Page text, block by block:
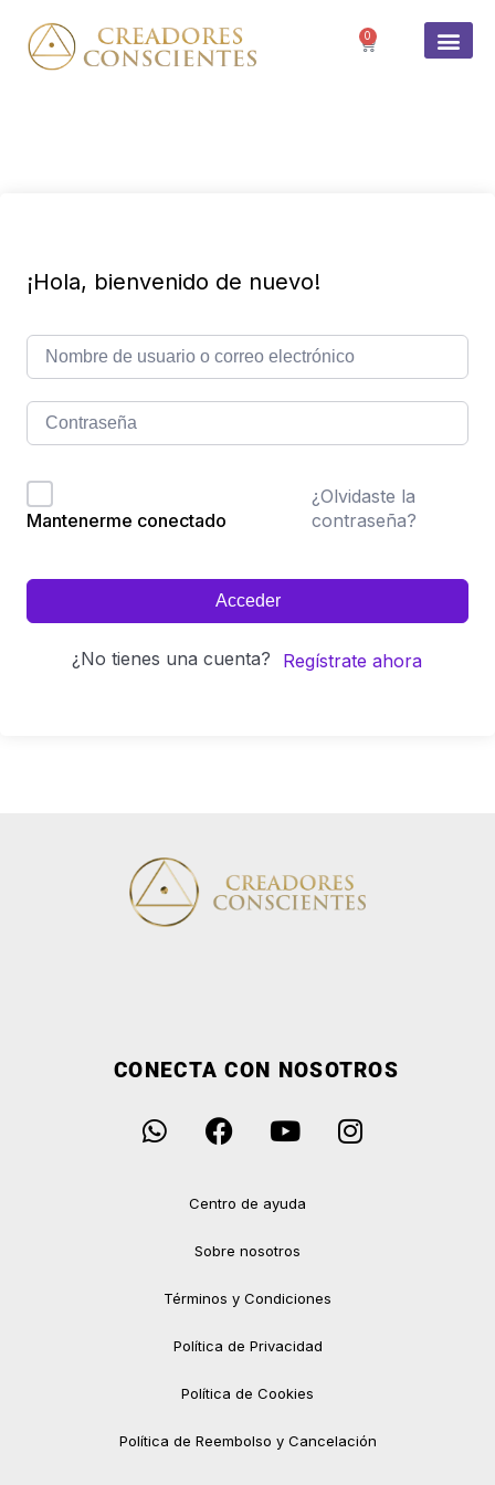
0
¡Hola, bienvenido de nuevo!
Mantenerme conectado
¿Olvidaste la
contraseña?
Acceder
¿No tienes una cuenta? Regístrate ahora
CONECTA CON NOSOTROS
Centro de ayuda
Sobre nosotros
Términos y Condiciones
Política de Privacidad
Política de Cookies
Política de Reembolso y Cancelación